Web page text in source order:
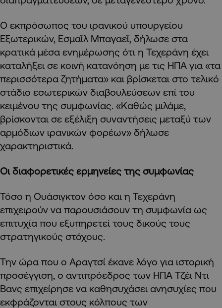
Ο εκπρόσωπος του ιρανικού υπουργείου
Εξωτερικών, Εσμαΐλ Μπαγαεΐ, δήλωσε στα
κρατικά μέσα ενημέρωσης ότι η Τεχεράνη έχει
καταλήξει σε κοινή κατανόηση με τις ΗΠΑ για «τα
περισσότερα ζητήματα» και βρίσκεται στο τελικό
στάδιο εσωτερικών διαβουλεύσεων επί του
κειμένου της συμφωνίας. «Καθώς μιλάμε,
βρίσκονται σε εξέλιξη συναντήσεις μεταξύ των
αρμόδιων ιρανικών φορέων» δήλωσε
χαρακτηριστικά.
Οι διαφορετικές ερμηνείες της συμφωνίας
Τόσο η Ουάσιγκτον όσο και η Τεχεράνη
επιχειρούν να παρουσιάσουν τη συμφωνία ως
επιτυχία που εξυπηρετεί τους δικούς τους
στρατηγικούς στόχους.
Την ώρα που ο Αραγτσί έκανε λόγο για ιστορική
προσέγγιση, ο αντιπρόεδρος των ΗΠΑ Τζέι Ντι
Βανς επιχείρησε να καθησυχάσει ανησυχίες που
εκφράζονται στους κόλπους των